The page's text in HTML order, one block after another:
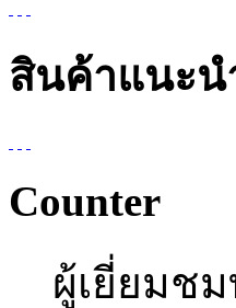
สินค้าแนะน
Counter
ผู้เยี่ยมช